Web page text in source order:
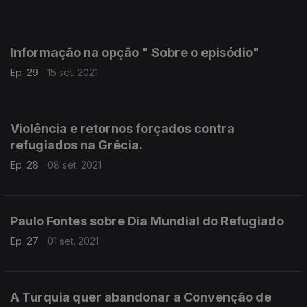
Informação na opção " Sobre o episódio"
Ep. 29 15 set. 2021
Violência e retornos forçados contra
refugiados na Grécia.
Ep. 28 08 set. 2021
Paulo Fontes sobre Dia Mundial do Refugiado
Ep. 27 01 set. 2021
A Turquia quer abandonar a Convenção de